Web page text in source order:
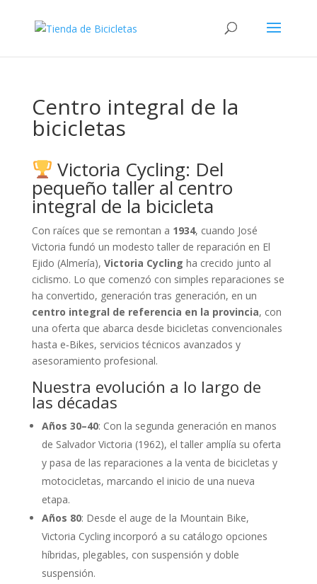
Centro integral de la
bicicletas
Victoria Cycling: Del
pequeño taller al centro
integral de la bicicleta
Con raíces que se remontan a 1934, cuando José
Victoria fundó un modesto taller de reparación en El
Ejido (Almería), Victoria Cycling ha crecido junto al
ciclismo. Lo que comenzó con simples reparaciones se
ha convertido, generación tras generación, en un
centro integral de referencia en la provincia, con
una oferta que abarca desde bicicletas convencionales
hasta e‑Bikes, servicios técnicos avanzados y
asesoramiento profesional.
Nuestra evolución a lo largo de
las décadas
Años 30–40: Con la segunda generación en manos
de Salvador Victoria (1962), el taller amplía su oferta
y pasa de las reparaciones a la venta de bicicletas y
motocicletas, marcando el inicio de una nueva
etapa.
Años 80: Desde el auge de la Mountain Bike,
Victoria Cycling incorporó a su catálogo opciones
híbridas, plegables, con suspensión y doble
suspensión.